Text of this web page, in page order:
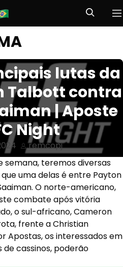
S
e
c
h
lutas da
Talbott contra
| Aposte
Night
remcopj
semana, teremos diversas
uma delas é entre Payton
O norte-americano,
combate após vitória
o sul-africano, Cameron
frente a Christian
Apostas, os interessados em
cassinos, poderão